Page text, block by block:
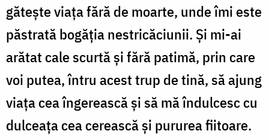
găteşte viaţa fără de moarte, unde îmi este
păstrată bogăţia nestricăciunii. Şi mi-ai
arătat cale scurtă şi fără patimă, prin care
voi putea, întru acest trup de tină, să ajung
viaţa cea îngerească şi să mă îndulcesc cu
dulceaţa cea cerească şi pururea fiitoare.